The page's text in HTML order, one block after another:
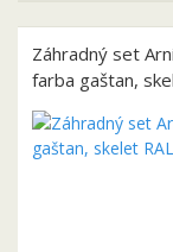
Záhradný set
farba gaštan,